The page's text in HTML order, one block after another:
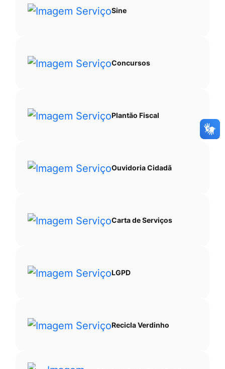
Sine
Concursos
Plantão Fiscal
Ouvidoria Cidadã
Carta de Serviços
LGPD
Recicla Verdinho